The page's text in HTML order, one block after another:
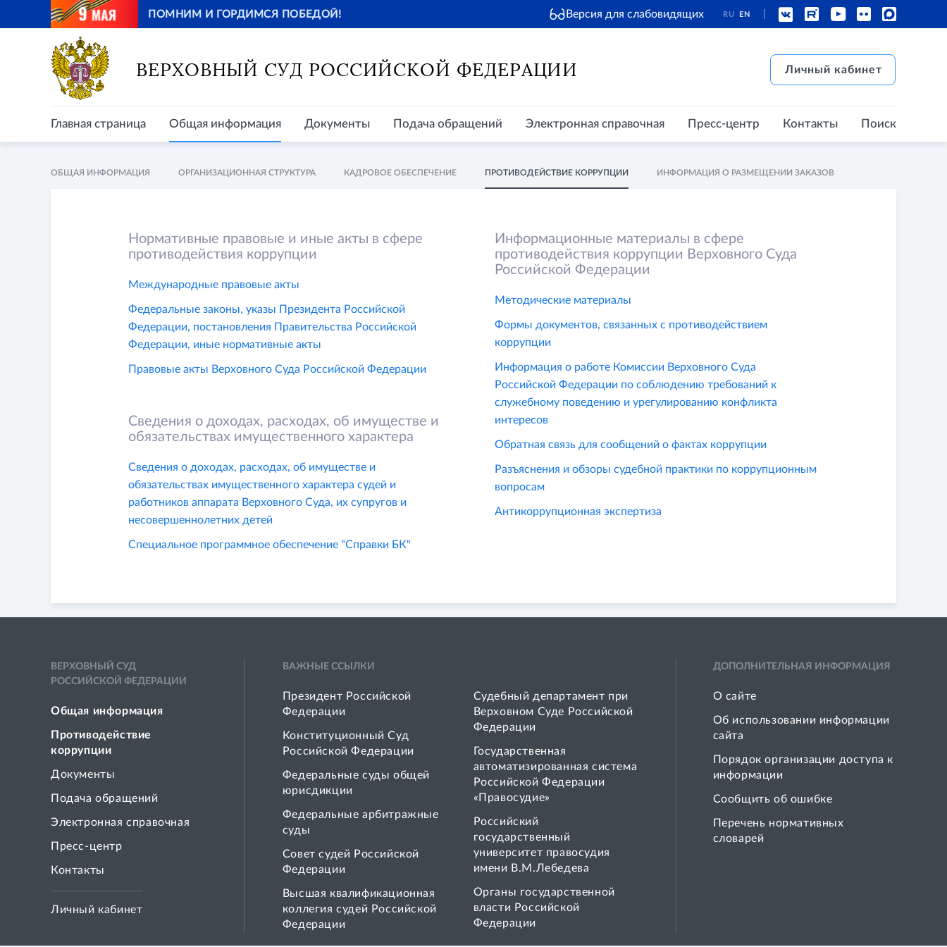
ПОМНИМ И ГОРДИМСЯ ПОБЕДОЙ! Версия для слабовидящих RU EN
Главная страница
ВЕРХОВНЫЙ СУД РОССИЙСКОЙ ФЕДЕРАЦИИ Личный кабинет
Главная страница Общая информация Документы Подача обращений Электронная справочная Пресс-центр Контакты Поиск
ОБЩАЯ ИНФОРМАЦИЯ ОРГАНИЗАЦИОННАЯ СТРУКТУРА КАДРОВОЕ ОБЕСПЕЧЕНИЕ ПРОТИВОДЕЙСТВИЕ КОРРУПЦИИ ИНФОРМАЦИЯ О РАЗМЕЩЕНИИ ЗАКАЗОВ
Нормативные правовые и иные акты в сфере
противодействия коррупции
Международные правовые акты
Федеральные законы, указы Президента Российской
Федерации, постановления Правительства Российской
Федерации, иные нормативные акты
Правовые акты Верховного Суда Российской Федерации
Сведения о доходах, расходах, об имуществе и
обязательствах имущественного характера
Сведения о доходах, расходах, об имуществе и
обязательствах имущественного характера судей и
работников аппарата Верховного Суда, их супругов и
несовершеннолетних детей
Специальное программное обеспечение "Справки БК"
Информационные материалы в сфере
противодействия коррупции Верховного Суда
Российской Федерации
Методические материалы
Формы документов, связанных с противодействием
коррупции
Информация о работе Комиссии Верховного Суда
Российской Федерации по соблюдению требований к
служебному поведению и урегулированию конфликта
интересов
Обратная связь для сообщений о фактах коррупции
Разъяснения и обзоры судебной практики по коррупционным
вопросам
Антикоррупционная экспертиза
ВЕРХОВНЫЙ СУД
РОССИЙСКОЙ ФЕДЕРАЦИИ
Общая информация
Противодействие
коррупции
Документы
Подача обращений
Электронная справочная
Пресс-центр
Контакты
Личный кабинет
ВАЖНЫЕ ССЫЛКИ
Президент Российской
Федерации
Конституционный Суд
Российской Федерации
Федеральные суды общей
юрисдикции
Федеральные арбитражные
суды
Совет cудей Российской
Федерации
Высшая квалификационная
коллегия судей Российской
Федерации
Судебный департамент при
Верховном Суде Российской
Федерации
Государственная
автоматизированная система
Российской Федерации
«Правосудие»
Pоссийский
государственный
университет правосудия
имени В.М.Лебедева
Органы государственной
власти Российской
Федерации
ДОПОЛНИТЕЛЬНАЯ ИНФОРМАЦИЯ
О сайте
Об использовании информации
сайта
Порядок организации доступа к
информации
Сообщить об ошибке
Перечень нормативных
словарей